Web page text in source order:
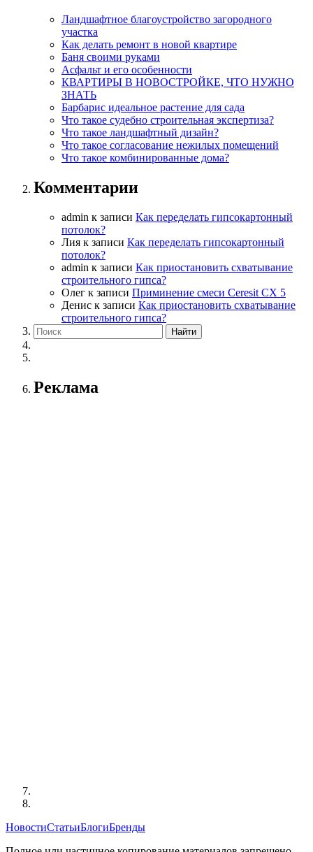
Ландшафтное благоустройство загородного
участка
Как делать ремонт в новой квартире
Баня своими руками
Асфальт и его особенности
КВАРТИРЫ В НОВОСТРОЙКЕ, ЧТО НУЖНО
ЗНАТЬ
Барбарис идеальное растение для сада
Что такое судебно строительная экспертиза?
Что такое ландшафтный дизайн?
Что такое согласование нежилых помещений
Что такое комбинированные дома?
Комментарии
admin к записи Как переделать гипсокартонный
потолок?
Лия к записи Как переделать гипсокартонный
потолок?
admin к записи Как приостановить схватывание
строительного гипса?
Олег к записи Приминение смеси Ceresit СХ 5
Денис к записи Как приостановить схватывание
строительного гипса?
Реклама
НовостиСтатьиБлогиБренды